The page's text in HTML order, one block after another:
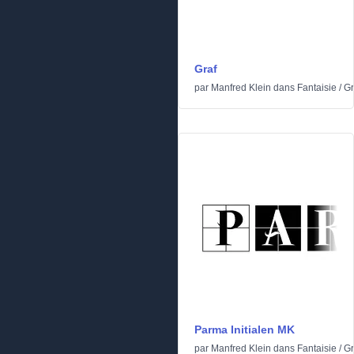
Graf
par Manfred Klein dans Fantaisie /
Parma Initialen MK
par Manfred Klein dans Fantaisie /